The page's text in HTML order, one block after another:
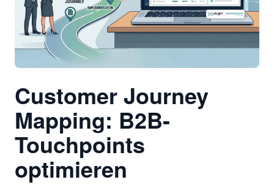
Customer Journey
Mapping: B2B-
Touchpoints
optimieren